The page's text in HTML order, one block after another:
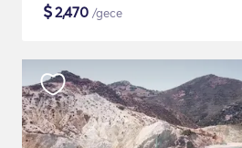
$2,470 /gece